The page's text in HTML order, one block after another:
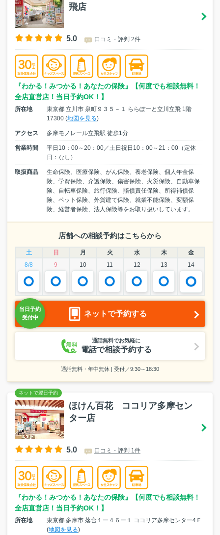
飛店
5.0 口コミ・評判 2件
『わかる！みつかる！あなたの保険』【何度でも相談無料！
全店直営店！当日予約OK！】
所在地
東京都 立川市 泉町９３５－１ ららぽーと立川立飛 1階
17300 (地図を見る)
アクセス 多摩モノレール立飛駅 徒歩1分
営業時間
平日10：00～20：00／土日祝日10：00～21：00（定休
日：なし）
取扱商品
生命保険、医療保険、がん保険、養老保険、個人年金保
険、学資保険、介護保険、傷害保険、火災保険、自動車保
険、自転車保険、旅行保険、賠償責任保険、所得補償保
険、ペット保険、外貨建て保険、就業不能保険、変額保
険、経営者保険、法人保険等をお取り扱いしています。
店舗への相談予約はこちらから
土 日 月 火 水 木
金
8/8
9 10 11 12 13 14
ネットで予約する
通話無料でお気軽に
電話で相談予約する
通話無料・年中無休 | 受付／9:30～18:30
ほけん百花 ココリア多摩セン
ター店
5.0 口コミ・評判 1件
『わかる！みつかる！あなたの保険』【何度でも相談無料！
全店直営店！当日予約OK！】
所在地
東京都 多摩市 落合１ー４６ー１ ココリア多摩センター4Ｆ
(地図を見る)